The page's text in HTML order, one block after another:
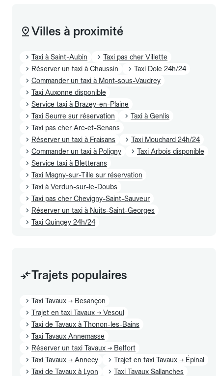
Villes à proximité
Taxi à Saint-Aubin
Taxi pas cher Villette
Réserver un taxi à Chaussin
Taxi Dole 24h/24
Commander un taxi à Mont-sous-Vaudrey
Taxi Auxonne disponible
Service taxi à Brazey-en-Plaine
Taxi Seurre sur réservation
Taxi à Genlis
Taxi pas cher Arc-et-Senans
Réserver un taxi à Fraisans
Taxi Mouchard 24h/24
Commander un taxi à Poligny
Taxi Arbois disponible
Service taxi à Bletterans
Taxi Magny-sur-Tille sur réservation
Taxi à Verdun-sur-le-Doubs
Taxi pas cher Chevigny-Saint-Sauveur
Réserver un taxi à Nuits-Saint-Georges
Taxi Quingey 24h/24
Trajets populaires
Taxi Tavaux → Besançon
Trajet en taxi Tavaux → Vesoul
Taxi de Tavaux à Thonon-les-Bains
Taxi Tavaux Annemasse
Réserver un taxi Tavaux → Belfort
Taxi Tavaux → Annecy
Trajet en taxi Tavaux → Épinal
Taxi de Tavaux à Lyon
Taxi Tavaux Sallanches